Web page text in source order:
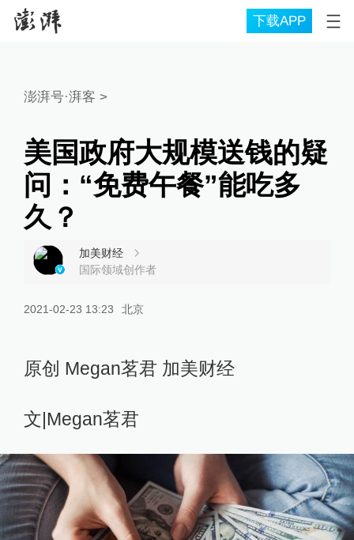
下载APP
澎湃号·湃客 >
美国政府大规模送钱的疑
问：“免费午餐”能吃多
久？
加美财经
国际领域创作者
2021-02-23 13:23 北京
原创 Megan茗君 加美财经
文|Megan茗君